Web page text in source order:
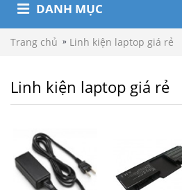
DANH MỤC
Trang chủ Linh kiện laptop giá rẻ
Linh kiện laptop giá rẻ